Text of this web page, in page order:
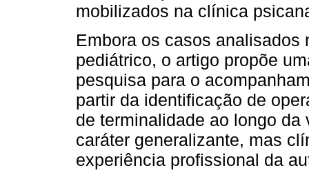
mobilizados na clínica
Embora os casos analisados
pediátrico, o artigo propõe
pesquisa para o
partir da identificação de
de terminalidade ao longo
caráter generalizante, mas
experiência profissional da